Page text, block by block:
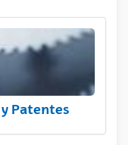
Patentes